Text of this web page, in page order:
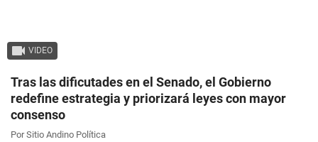
VIDEO
Tras las dificutades en el Senado, el Gobierno
redefine estrategia y priorizará leyes con mayor
consenso
Por Sitio Andino Política